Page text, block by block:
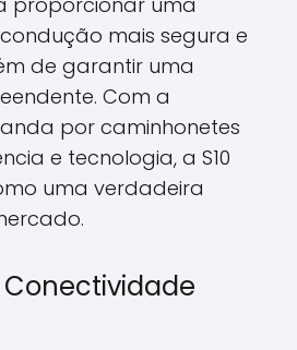
mais segura e
de garantir uma
Com a
por caminhonetes
e tecnologia, a S10
uma verdadeira